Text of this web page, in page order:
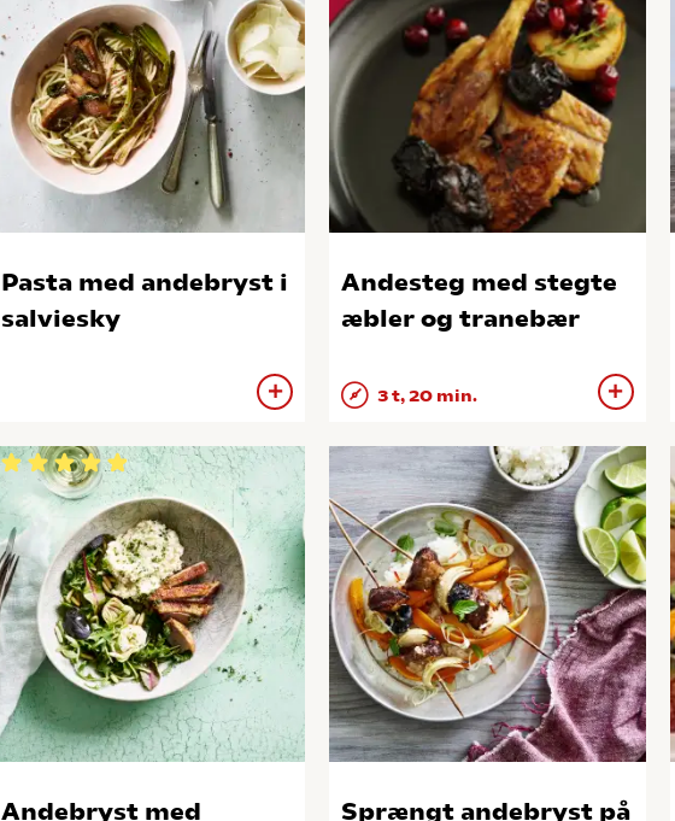
Pasta med andebryst i
salviesky
Andesteg med stegte
æbler og tranebær
3 t, 20 min.
Andebryst med
Sprængt andebryst på